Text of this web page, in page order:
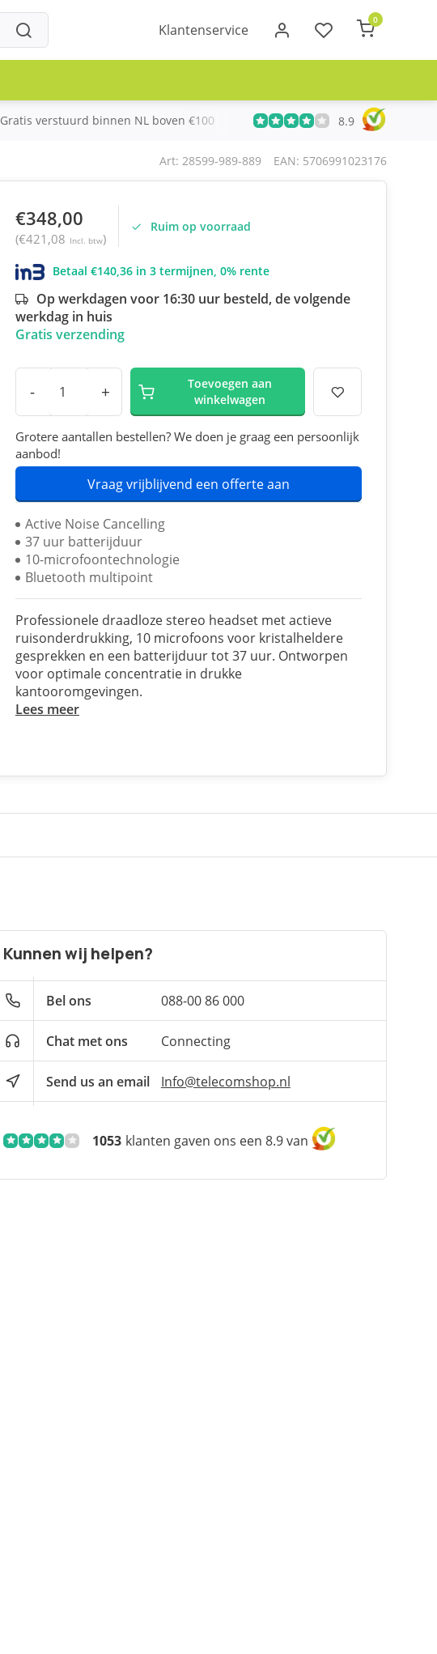
Klantenservice
0
Gratis verstuurd binnen NL boven €100 Meer dan 20 jaar Telecom
8.9
Art: 28599-989-889 EAN: 5706991023176
€348,00
(€421,08 Incl. btw)
Ruim op voorraad
Betaal €140,36 in 3 termijnen, 0% rente
Op werkdagen voor 16:30 uur besteld, de volgende
werkdag in huis
Gratis verzending
- +
Toevoegen aan
winkelwagen
Grotere aantallen bestellen? We doen je graag een persoonlijk
aanbod!
Vraag vrijblijvend een offerte aan
Active Noise Cancelling
37 uur batterijduur
10-microfoontechnologie
Bluetooth multipoint
Professionele draadloze stereo headset met actieve
ruisonderdrukking, 10 microfoons voor kristalheldere
gesprekken en een batterijduur tot 37 uur. Ontworpen
voor optimale concentratie in drukke
kantooromgevingen.
Lees meer
Kunnen wij helpen?
Bel ons 088-00 86 000
Chat met ons Connecting
Send us an email Info@telecomshop.nl
1053 klanten gaven ons een 8.9 van